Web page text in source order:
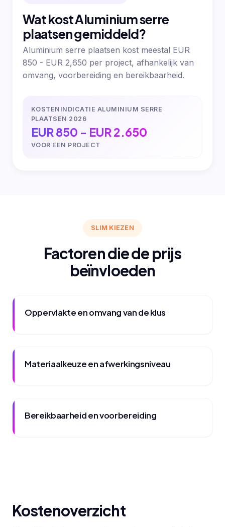
Wat kost Aluminium serre
plaatsen gemiddeld?
Aluminium serre plaatsen kost meestal EUR
850 - EUR 2,650 per project, afhankelijk van
omvang, voorbereiding en bereikbaarheid.
KOSTENINDICATIE ALUMINIUM SERRE
PLAATSEN 2026
EUR 850 - EUR 2.650
VOOR EEN PROJECT
SLIM KIEZEN
Factoren die de prijs
beïnvloeden
Oppervlakte en omvang van de klus
Materiaalkeuze en afwerkingsniveau
Bereikbaarheid en voorbereiding
Kostenoverzicht